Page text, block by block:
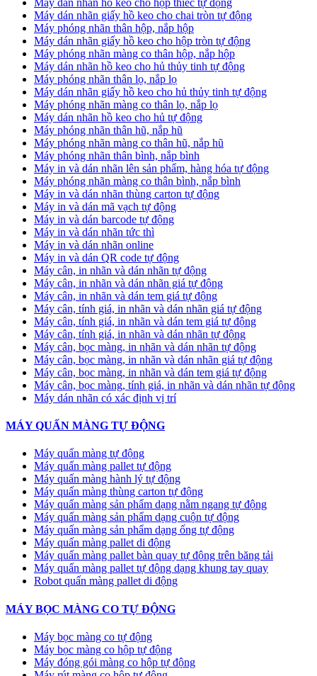
Máy dán nhãn hồ keo cho hộp thiếc tự động
Máy dán nhãn giấy hồ keo cho chai tròn tự động
Máy phóng nhãn thân hộp, nắp hộp
Máy dán nhãn giấy hồ keo cho hộp tròn tự động
Máy phóng nhãn màng co thân hộp, nắp hộp
Máy dán nhãn hồ keo cho hủ thủy tinh tự động
Máy phóng nhãn thân lọ, nắp lọ
Máy dán nhãn giấy hồ keo cho hủ thủy tinh tự động
Máy phóng nhãn màng co thân lọ, nắp lọ
Máy dán nhãn hồ keo cho hủ tự động
Máy phóng nhãn thân hũ, nắp hũ
Máy phóng nhãn màng co thân hũ, nắp hũ
Máy phóng nhãn thân bình, nắp bình
Máy in và dán nhãn lên sản phẩm, hàng hóa tự động
Máy phóng nhãn màng co thân bình, nắp bình
Máy in và dán nhãn thùng carton tự động
Máy in và dán mã vạch tự động
Máy in và dán barcode tự động
Máy in và dán nhãn tức thì
Máy in và dán nhãn online
Máy in và dán QR code tự động
Máy cân, in nhãn và dán nhãn tự động
Máy cân, in nhãn và dán nhãn giá tự động
Máy cân, in nhãn và dán tem giá tự động
Máy cân, tính giá, in nhãn và dán nhãn giá tự động
Máy cân, tính giá, in nhãn và dán tem giá tự động
Máy cân, tính giá, in nhãn và dán nhãn tự động
Máy cân, bọc màng, in nhãn và dán nhãn tự động
Máy cân, bọc màng, in nhãn và dán nhãn giá tự động
Máy cân, bọc màng, in nhãn và dán tem giá tự động
Máy cân, bọc màng, tính giá, in nhãn và dán nhãn tự động
Máy dán nhãn có xác định vị trí
MÁY QUẤN MÀNG TỰ ĐỘNG
Máy quấn màng tự động
​Máy quấn màng pallet tự động
Máy quấn màng hành lý tự động
Máy quấn màng thùng carton tự động
Máy quấn màng sản phẩm dạng nằm ngang tự động
Máy quấn màng sản phẩm dạng cuộn tự động
Máy quấn màng sản phẩm dạng ống tự động
Máy quấn màng pallet di động
Máy quấn màng pallet bàn quay tự động trên băng tải
Máy quấn màng pallet tự động dạng khung tay quay
Robot quấn màng pallet di động
MÁY BỌC MÀNG CO TỰ ĐỘNG
Máy bọc màng co tự động
Máy bọc màng co hộp tự động
Máy đóng gói màng co hộp tự động